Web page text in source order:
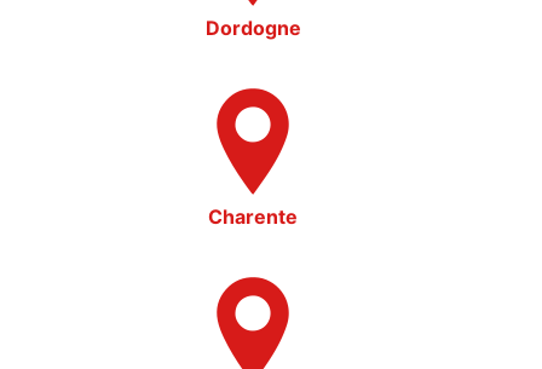
Dordogne
Charente